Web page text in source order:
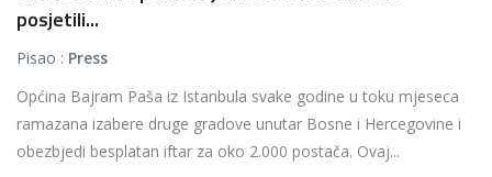
posjetili...
Pisao : Press
Općina Bajram Paša iz Istanbula svake godine u toku mjeseca
ramazana izabere druge gradove unutar Bosne i Hercegovine i
obezbjedi besplatan iftar za oko 2.000 postača. Ovaj...